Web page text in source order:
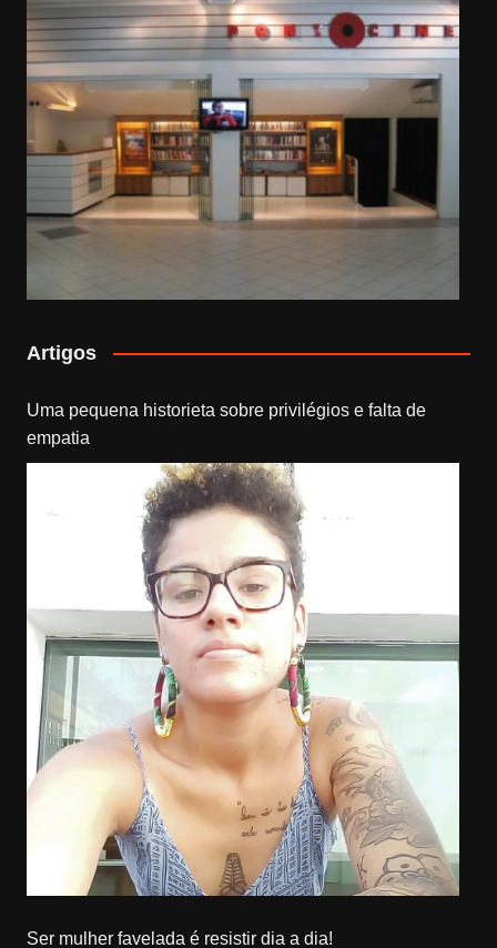
Artigos
Uma pequena historieta sobre privilégios e falta de
empatia
Ser mulher favelada é resistir dia a dia!